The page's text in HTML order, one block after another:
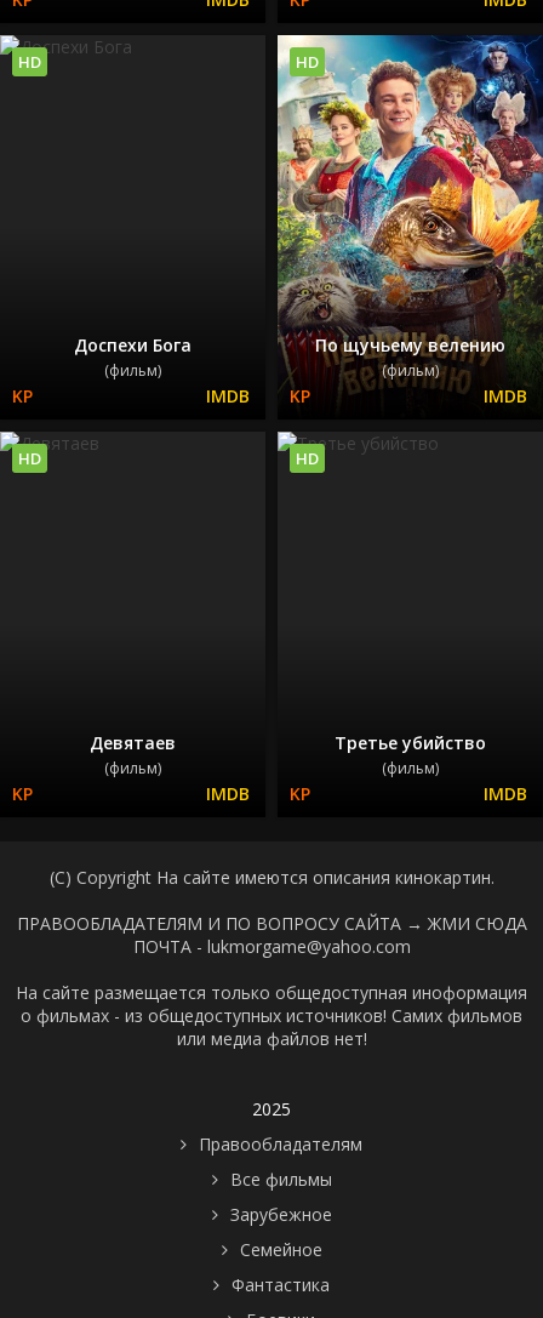
Доспехи Бога
(фильм)
HD
По щучьему велению
(фильм)
HD
Девятаев
(фильм)
HD
Третье убийство
(фильм)
HD
(C) Copyright На сайте имеются описания кинокартин.
ПРАВООБЛАДАТЕЛЯМ И ПО ВОПРОСУ САЙТА → ЖМИ СЮДА
ПОЧТА - lukmorgame@yahoo.com
На сайте размещается только общедоступная иноформация
о фильмах - из общедоступных источников! Самих фильмов
или медиа файлов нет!
2025
Правообладателям
Все фильмы
Зарубежное
Семейное
Фантастика